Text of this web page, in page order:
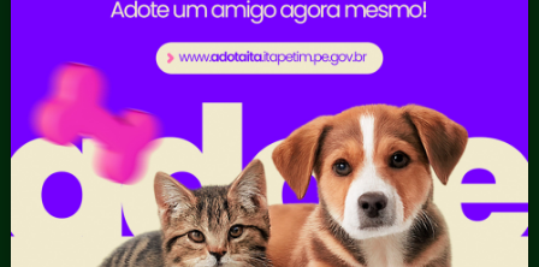
Digital
Licitações e
Contratos
Planejamento e
Prestação de Contas